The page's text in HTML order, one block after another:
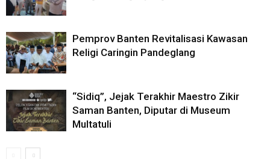
Pemprov Banten Revitalisasi Kawasan
Religi Caringin Pandeglang
“Sidiq”, Jejak Terakhir Maestro Zikir
Saman Banten, Diputar di Museum
Multatuli